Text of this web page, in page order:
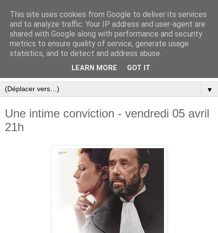
▼
Une intime conviction - vendredi 05 avril
21h
This site uses cookies from Google to deliver its services
and to analyze traffic. Your IP address and user-agent are
shared with Google along with performance and security
metrics to ensure quality of service, generate usage
statistics, and to detect and address abuse.
LEARN MORE GOT IT